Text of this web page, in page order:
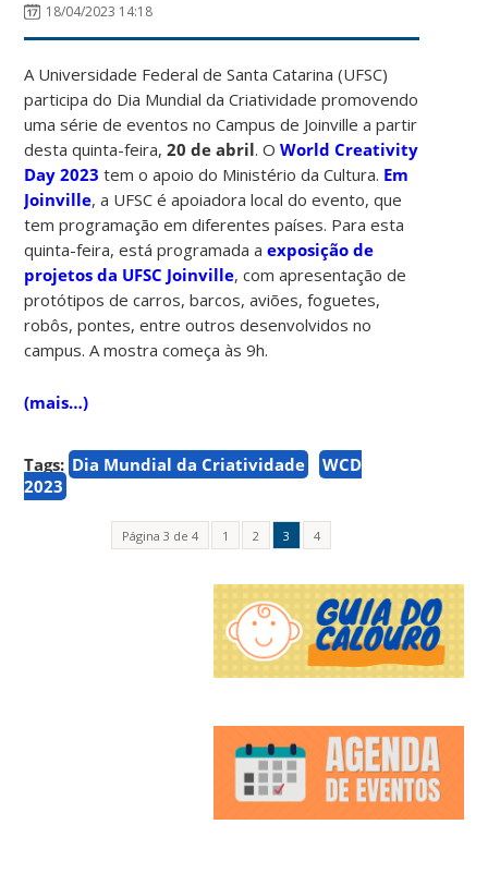
18/04/2023 14:18
A Universidade Federal de Santa Catarina (UFSC)
participa do Dia Mundial da Criatividade promovendo
uma série de eventos no Campus de Joinville a partir
desta quinta-feira,20 de abril. OWorld Creativity
Day 2023 tem o apoio do Ministério da Cultura. Em
Joinville, a UFSC é apoiadora local do evento, que
tem programação em diferentes países. Para esta
quinta-feira, está programada aexposição de
projetos da UFSC Joinville, com apresentação de
protótipos de carros, barcos, aviões, foguetes,
robôs, pontes, entre outros desenvolvidos no
campus. A mostra começa às 9h.
(mais…)
Tags: Dia Mundial da Criatividade
WCD
2023
Página 3 de 4 1 2 3 4